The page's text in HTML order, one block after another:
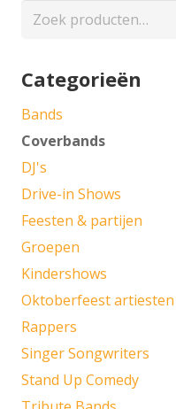
Zoeken
Categorieën
Bands
Coverbands
DJ's
Drive-in Shows
Feesten & partijen
Groepen
Kindershows
Oktoberfeest artiesten
Rappers
Singer Songwriters
Stand Up Comedy